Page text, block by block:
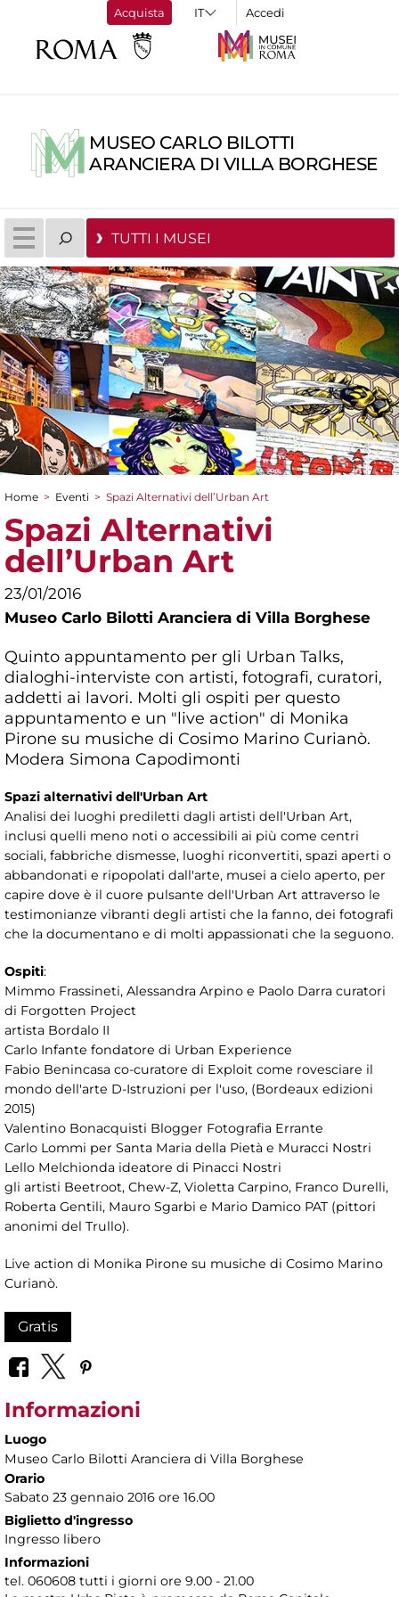
Acquista Accedi
MUSEO CARLO BILOTTI
ARANCIERA DI VILLA BORGHESE
TUTTI I MUSEI
Tu sei qui
Home > Eventi > Spazi Alternativi dell’Urban Art
Spazi Alternativi
dell’Urban Art
23/01/2016
Museo Carlo Bilotti Aranciera di Villa Borghese
Quinto appuntamento per gli Urban Talks,
dialoghi-interviste con artisti, fotografi, curatori,
addetti ai lavori. Molti gli ospiti per questo
appuntamento e un "live action" di Monika
Pirone su musiche di Cosimo Marino Curianò.
Modera Simona Capodimonti
Spazi alternativi dell'Urban Art
Analisi dei luoghi prediletti dagli artisti dell'Urban Art,
inclusi quelli meno noti o accessibili ai più come centri
sociali, fabbriche dismesse, luoghi riconvertiti, spazi aperti o
abbandonati e ripopolati dall'arte, musei a cielo aperto, per
capire dove è il cuore pulsante dell'Urban Art attraverso le
testimonianze vibranti degli artisti che la fanno, dei fotografi
che la documentano e di molti appassionati che la seguono.
Ospiti:
Mimmo Frassineti, Alessandra Arpino e Paolo Darra curatori
di Forgotten Project
artista Bordalo II
Carlo Infante fondatore di Urban Experience
Fabio Benincasa co-curatore di Exploit come rovesciare il
mondo dell'arte D-Istruzioni per l'uso, (Bordeaux edizioni
2015)
Valentino Bonacquisti Blogger Fotografia Errante
Carlo Lommi per Santa Maria della Pietà e Muracci Nostri
Lello Melchionda ideatore di Pinacci Nostri
gli artisti Beetroot, Chew-Z, Violetta Carpino, Franco Durelli,
Roberta Gentili, Mauro Sgarbi e Mario Damico PAT (pittori
anonimi del Trullo).
Live action di Monika Pirone su musiche di Cosimo Marino
Curianò.
Gratis
Informazioni
Luogo
Museo Carlo Bilotti Aranciera di Villa Borghese
Orario
Sabato 23 gennaio 2016 ore 16.00
Biglietto d'ingresso
Ingresso libero
Informazioni
tel. 060608 tutti i giorni ore 9.00 - 21.00